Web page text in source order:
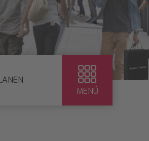
MENÜ